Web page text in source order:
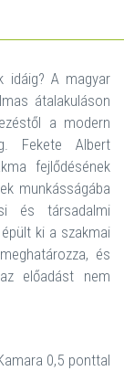
idáig? A magyar
átalakuláson
a modern
Fekete Albert
fejlődésének
munkásságába
és társadalmi
ki a szakmai
és
előadást nem
0,5 ponttal